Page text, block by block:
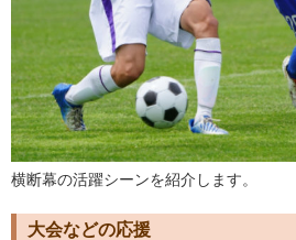
横断幕の活躍シーンを紹介します。
大会などの応援